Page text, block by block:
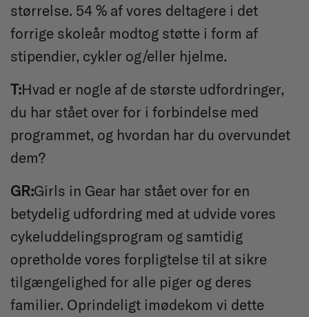
størrelse. 54 % af vores deltagere i det
forrige skoleår modtog støtte i form af
stipendier, cykler og/eller hjelme.
T:Hvad er nogle af de største udfordringer,
du har stået over for i forbindelse med
programmet, og hvordan har du overvundet
dem?
GR:Girls in Gear har stået over for en
betydelig udfordring med at udvide vores
cykeluddelingsprogram og samtidig
opretholde vores forpligtelse til at sikre
tilgængelighed for alle piger og deres
familier. Oprindeligt imødekom vi dette